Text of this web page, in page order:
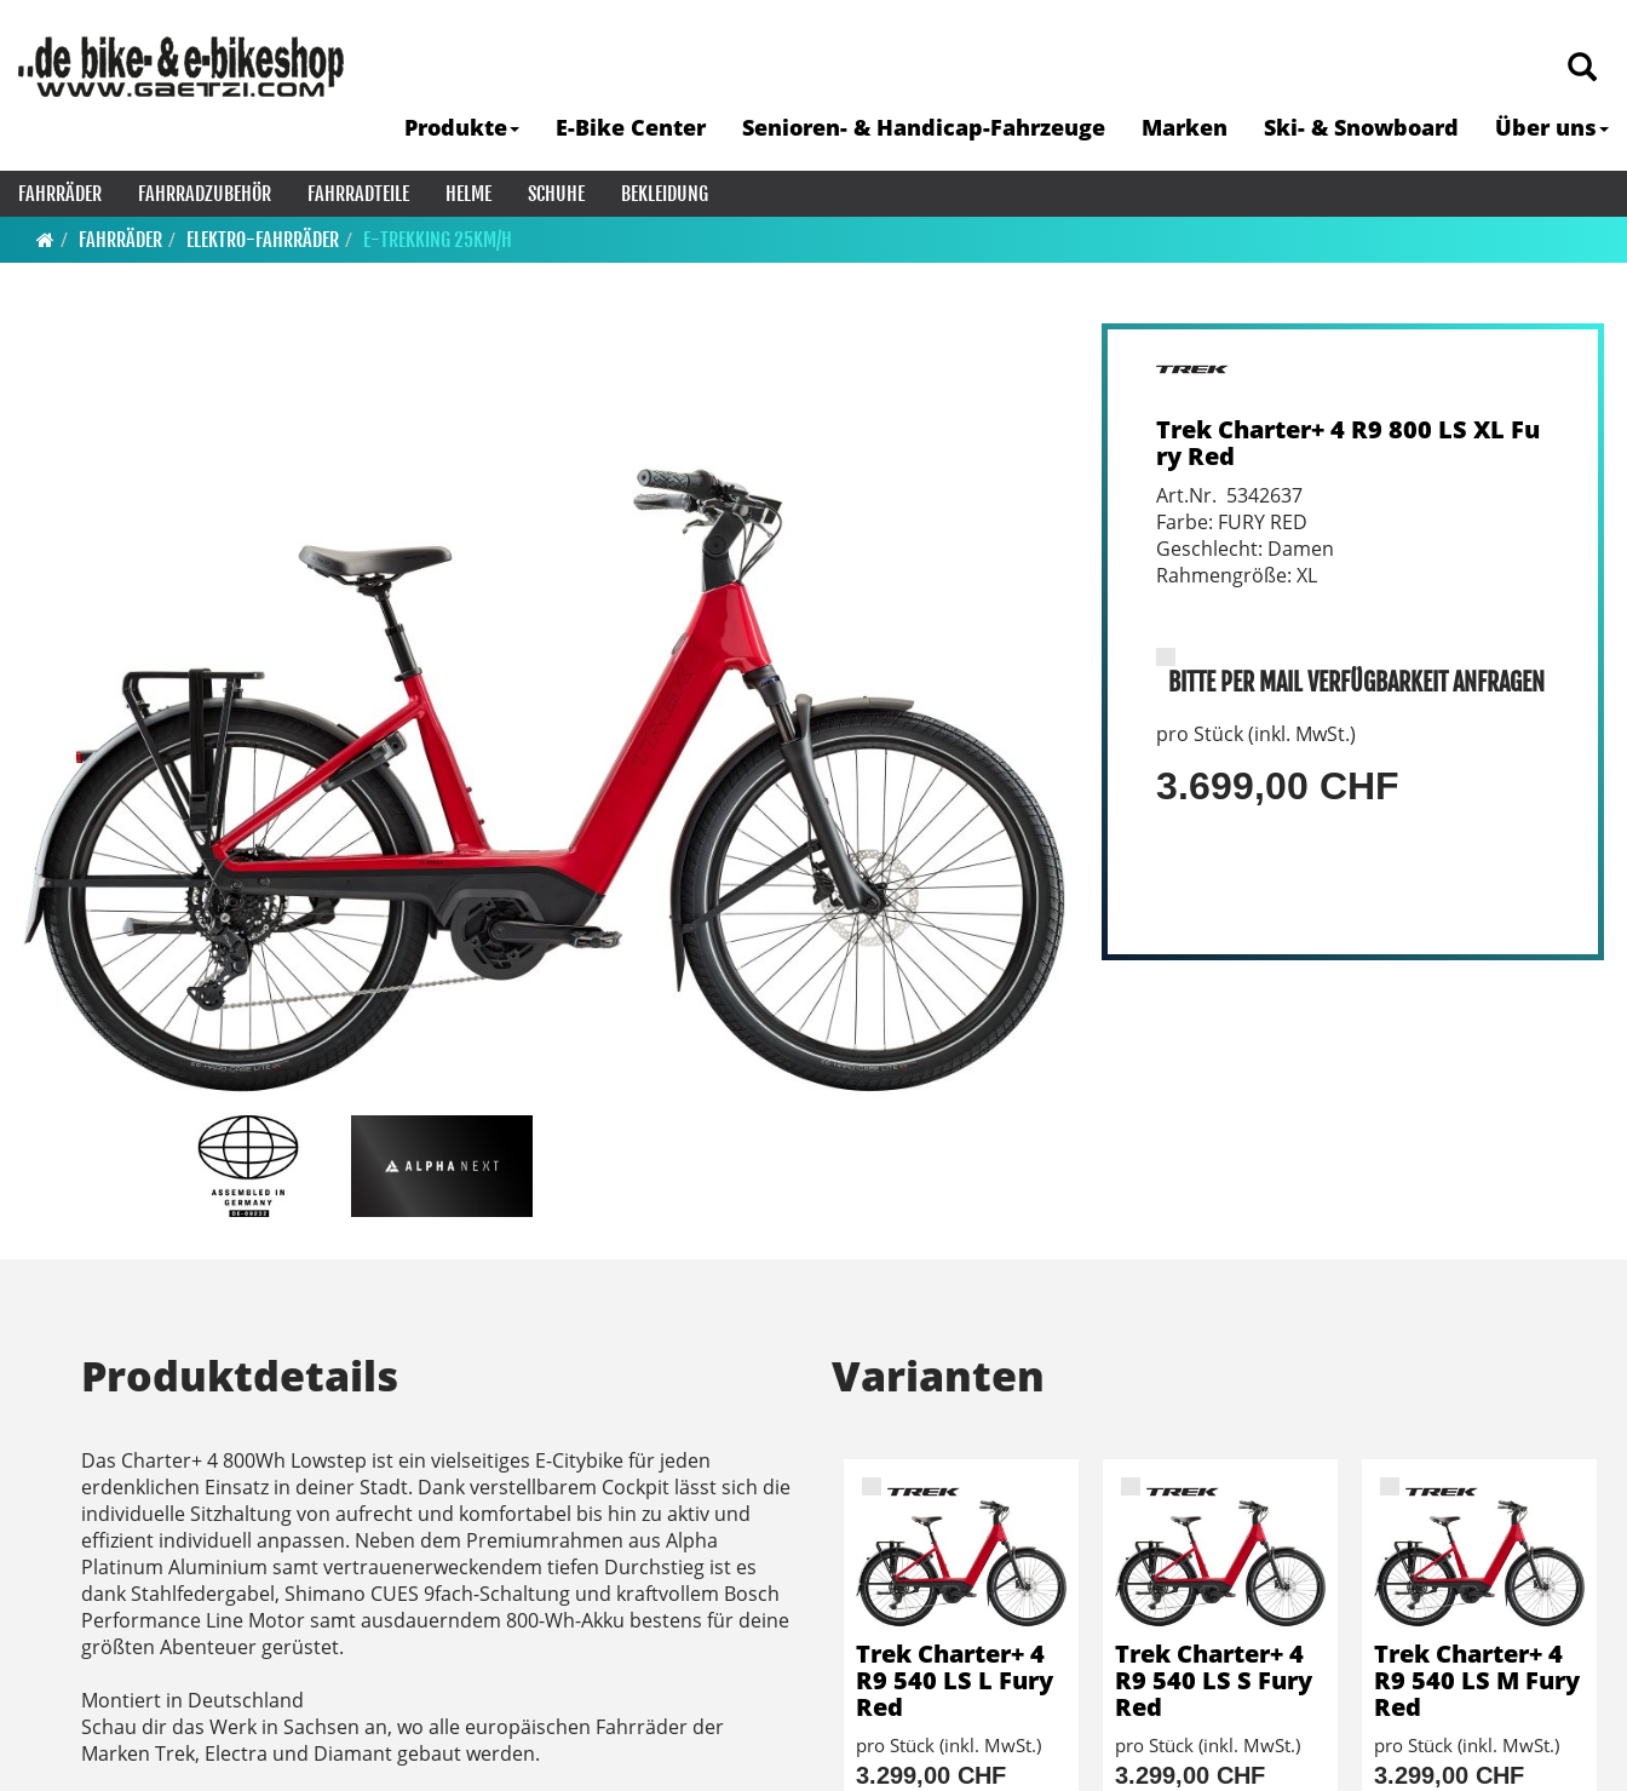
Produkte E-Bike Center Senioren- & Handicap-Fahrzeuge Marken Ski- & Snowboard Über uns
FAHRRÄDER FAHRRADZUBEHÖR FAHRRADTEILE HELME SCHUHE
BEKLEIDUNG
FAHRRÄDER
ELEKTRO-FAHRRÄDER E-TREKKING 25KM/H
Trek Charter+ 4 R9 800 LS XL Fu
ry Red
Art.Nr. 5342637
Farbe: FURY RED
Geschlecht: Damen
Rahmengröße: XL
BITTE PER MAIL VERFÜGBARKEIT ANFRAGEN
pro Stück (inkl. MwSt.)
3.699,00 CHF
Produktdetails
Das Charter+ 4 800Wh Lowstep ist ein vielseitiges E-Citybike für jeden
erdenklichen Einsatz in deiner Stadt. Dank verstellbarem Cockpit lässt sich die
individuelle Sitzhaltung von aufrecht und komfortabel bis hin zu aktiv und
effizient individuell anpassen. Neben dem Premiumrahmen aus Alpha
Platinum Aluminium samt vertrauenerweckendem tiefen Durchstieg ist es
dank Stahlfedergabel, Shimano CUES 9fach-Schaltung und kraftvollem Bosch
Performance Line Motor samt ausdauerndem 800-Wh-Akku bestens für deine
größten Abenteuer gerüstet.
Montiert in Deutschland
Schau dir das Werk in Sachsen an, wo alle europäischen Fahrräder der
Marken Trek, Electra und Diamant gebaut werden.
Varianten
Trek Charter+ 4
R9 540 LS L Fury
Red
pro Stück (inkl. MwSt.)
3.299,00 CHF
Trek Charter+ 4
R9 540 LS S Fury
Red
pro Stück (inkl. MwSt.)
3.299,00 CHF
Trek Charter+ 4
R9 540 LS M Fury
Red
pro Stück (inkl. MwSt.)
3.299,00 CHF